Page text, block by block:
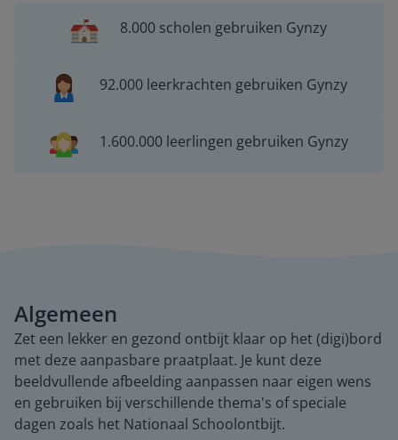
8.000 scholen gebruiken Gynzy
92.000 leerkrachten gebruiken Gynzy
1.600.000 leerlingen gebruiken Gynzy
Algemeen
Zet een lekker en gezond ontbijt klaar op het (digi)bord
met deze aanpasbare praatplaat. Je kunt deze
beeldvullende afbeelding aanpassen naar eigen wens
en gebruiken bij verschillende thema's of speciale
dagen zoals het Nationaal Schoolontbijt.